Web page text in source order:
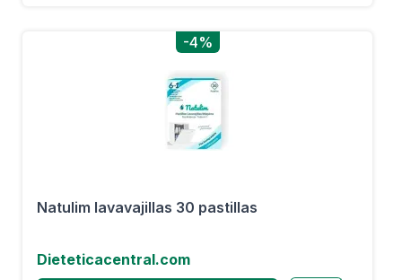
-4%
Natulim lavavajillas 30 pastillas
Dieteticacentral.com